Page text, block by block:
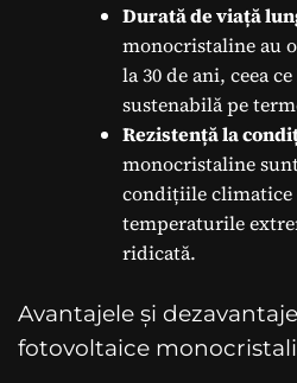
Durată de viață
monocristaline au
la 30 de ani, ceea
sustenabilă pe
Rezistență la
monocristaline
condițiile climatice
temperaturile
ridicată.
Avantajele și
fotovoltaice